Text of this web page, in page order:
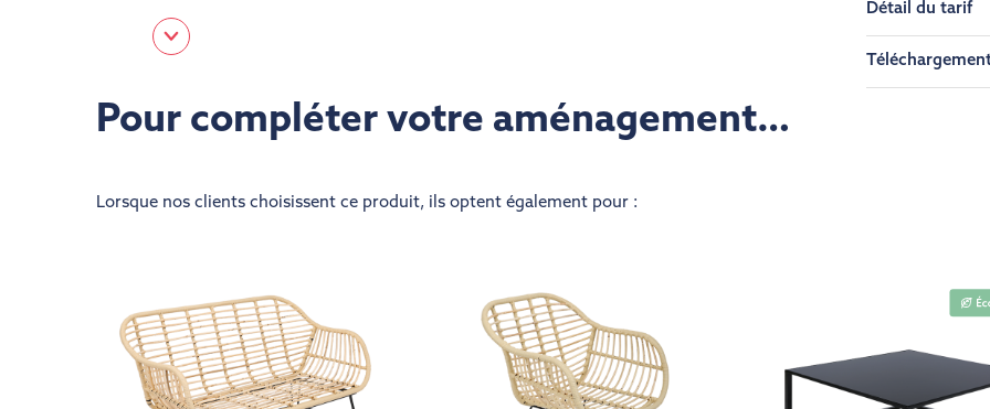
Détail du tarif
Pour compléter votre aménagement…
Lorsque nos clients choisissent ce produit, ils optent également pour :